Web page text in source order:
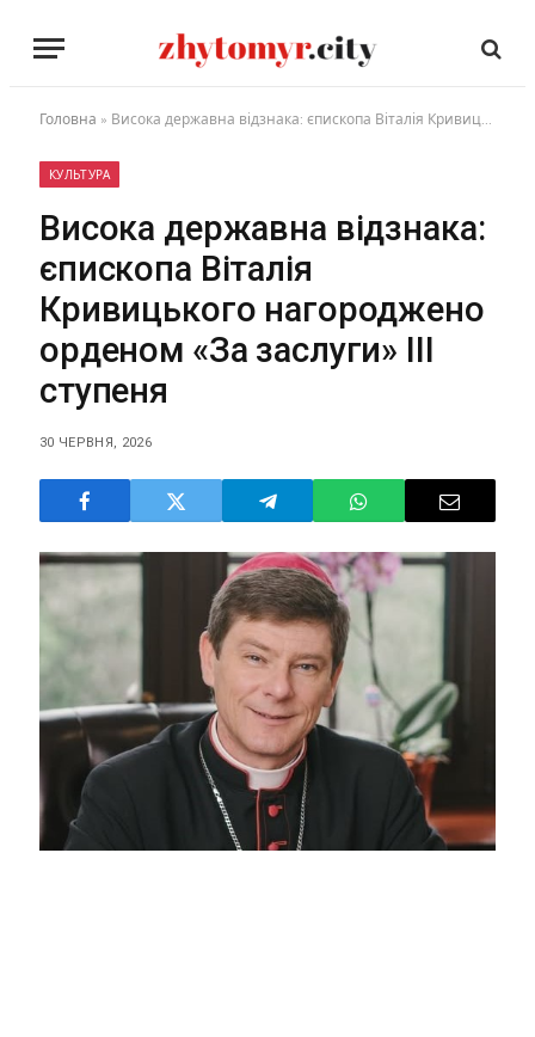
Головна » Висока державна відзнака: єпископа Віталія Кривицького нагороджено орденом «За заслуги» ІІІ ступеня
КУЛЬТУРА
Висока державна відзнака:
єпископа Віталія
Кривицького нагороджено
орденом «За заслуги» ІІІ
ступеня
30 ЧЕРВНЯ, 2026